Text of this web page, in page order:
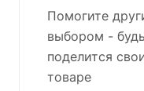
Помогите
выбором -
поделится
товаре